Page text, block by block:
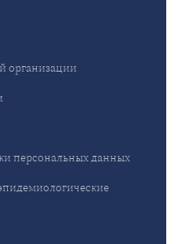
организации
персональных данных